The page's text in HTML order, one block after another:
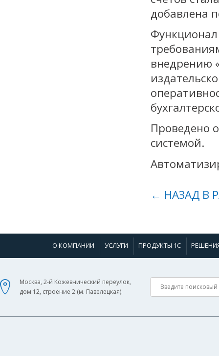
добавлена
Функционал
внедрению
Проведено
системой.
← НАЗАД В
О КОМПАНИИ УСЛУГИ ПРОДУКТЫ 1С
Москва, 2-й Кожевнический переулок,
дом 12, строение 2 (м. Павелецкая).